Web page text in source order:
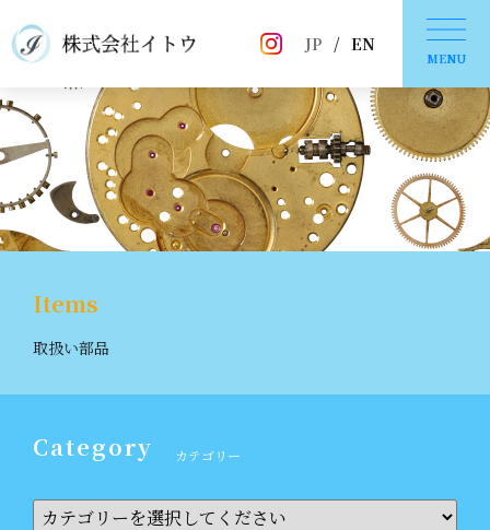
JP / EN
MENU
Items
取扱い部品
Category カテゴリー